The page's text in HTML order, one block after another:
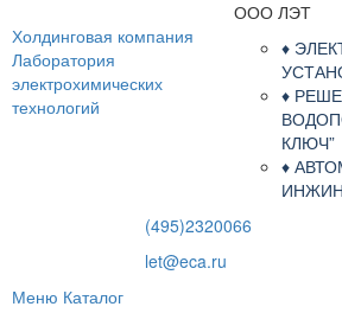
Холдинговая компания
Лаборатория
электрохимических
технологий
ООО ЛЭТ
♦
♦
КЛЮЧ”
♦
(495)2320066
let@eca.ru
Меню Каталог